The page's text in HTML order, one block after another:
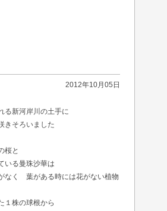
2012年10月05日
る新河岸川の土手に
きそろいました
桜並木の桜と
いる曼珠沙華は
なく 葉がある時には花がない植物
１株の球根から